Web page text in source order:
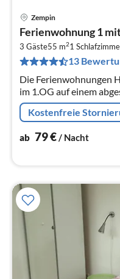
Zempin
Ferienwohnung 1
3 Gäste55 m21
13
Die Ferienwohnungen
im 1.OG auf einem
Ostseebad Zempin und
Personen in der Fewo 1
Kostenfreie
ab 79€ / Nacht